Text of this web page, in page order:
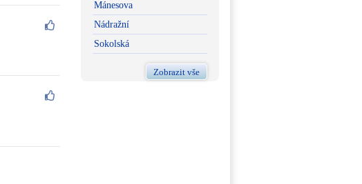
Mánesova
Nádražní
Sokolská
Zobrazit vše